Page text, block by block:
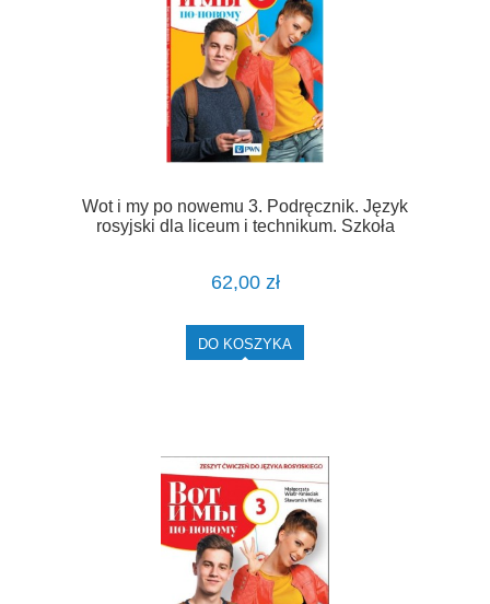
Wot i my po nowemu 3. Podręcznik. Język
rosyjski dla liceum i technikum. Szkoła
62,00 zł
DO KOSZYKA